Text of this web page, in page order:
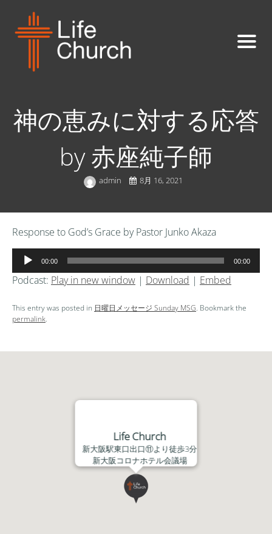
神の恵みに対する応答
by 赤座純子師
admin 8月 16, 2021
Response to God’s Grace by Pastor Junko Akaza
声
プ
ー
00:00 00:00
Podcast: Play in new window | Download | Embed
This entry was posted in 日曜日メッセージ Sunday MSG. Bookmark the
permalink.
Life Church
新大阪駅東口出口⑪より徒歩3分
新大阪コロナホテル会議場